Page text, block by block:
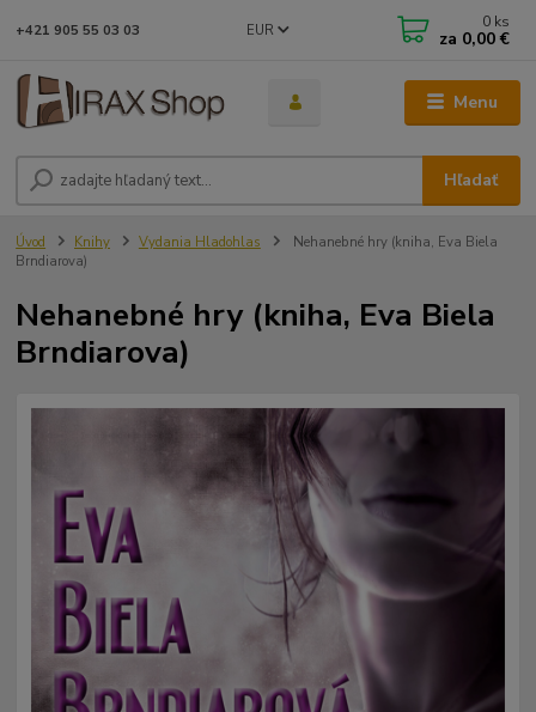
Menu
EUR
Hľadať
+421 905 55 03 03 0 ks
za 0,00 €
Úvod Knihy Vydania Hladohlas
Nehanebné hry (kniha, Eva Biela
Brndiarova)
Nehanebné hry (kniha, Eva Biela
Brndiarova)